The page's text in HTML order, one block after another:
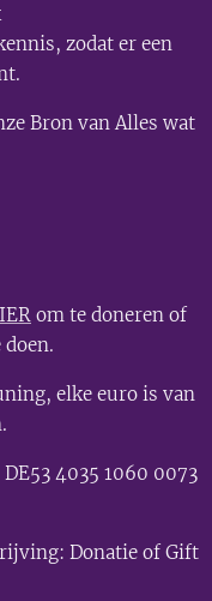
zodat er een
Bron van Alles wat
om te doneren of
elke euro is van
4035 1060 0073
Donatie of Gift